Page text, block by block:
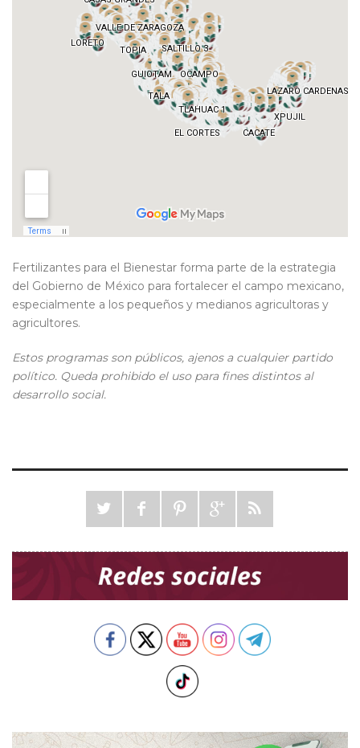
Fertilizantes para el Bienestar forma parte de la estrategia
del Gobierno de México para fortalecer el campo mexicano,
especialmente a los pequeños y medianos agricultoras y
agricultores.
Estosprogramas sonpúblicos, ajenosa cualquier partido
político. Queda prohibido el uso para fines distintos al
desarrollo social.